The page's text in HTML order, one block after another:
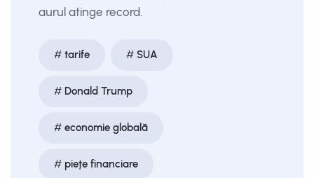
aurul atinge record.
tarife SUA
Donald Trump
economie globală
piețe financiare